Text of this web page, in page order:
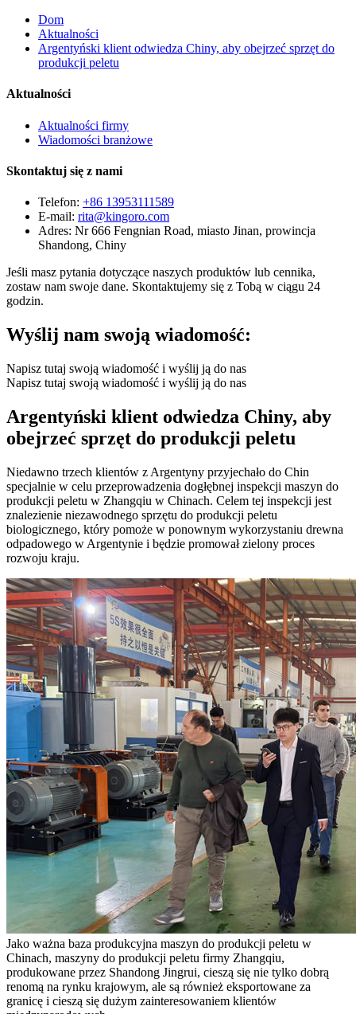
Dom
Aktualności
Argentyński klient odwiedza Chiny, aby obejrzeć sprzęt do
produkcji peletu
Aktualności
Aktualności firmy
Wiadomości branżowe
Skontaktuj się z nami
Telefon: +86 13953111589
E-mail: rita@kingoro.com
Adres: Nr 666 Fengnian Road, miasto Jinan, prowincja
Shandong, Chiny
Jeśli masz pytania dotyczące naszych produktów lub cennika,
zostaw nam swoje dane. Skontaktujemy się z Tobą w ciągu 24
godzin.
Wyślij nam swoją wiadomość:
Napisz tutaj swoją wiadomość i wyślij ją do nas
Napisz tutaj swoją wiadomość i wyślij ją do nas
Argentyński klient odwiedza Chiny, aby
obejrzeć sprzęt do produkcji peletu
Niedawno trzech klientów z Argentyny przyjechało do Chin
specjalnie w celu przeprowadzenia dogłębnej inspekcji maszyn do
produkcji peletu w Zhangqiu w Chinach. Celem tej inspekcji jest
znalezienie niezawodnego sprzętu do produkcji peletu
biologicznego, który pomoże w ponownym wykorzystaniu drewna
odpadowego w Argentynie i będzie promował zielony proces
rozwoju kraju.
Jako ważna baza produkcyjna maszyn do produkcji peletu w
Chinach, maszyny do produkcji peletu firmy Zhangqiu,
produkowane przez Shandong Jingrui, cieszą się nie tylko dobrą
renomą na rynku krajowym, ale są również eksportowane za
granicę i cieszą się dużym zainteresowaniem klientów